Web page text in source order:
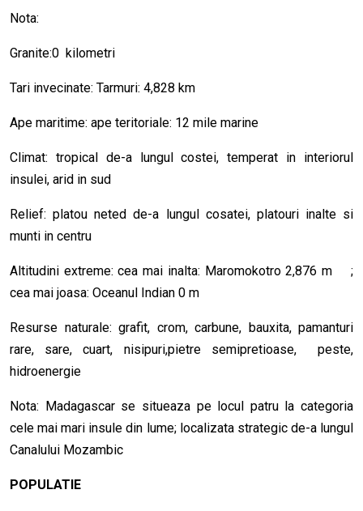
Nota:
Granite:0 kilometri
Tari invecinate: Tarmuri: 4,828 km
Ape maritime: ape teritoriale: 12 mile marine
Climat: tropical de-a lungul costei, temperat in interiorul
insulei, arid in sud
Relief: platou neted de-a lungul cosatei, platouri inalte si
munti in centru
Altitudini extreme: cea mai inalta: Maromokotro 2,876 m ;
cea mai joasa: Oceanul Indian 0 m
Resurse naturale: grafit, crom, carbune, bauxita, pamanturi
rare, sare, cuart, nisipuri,pietre semipretioase, peste,
hidroenergie
Nota: Madagascar se situeaza pe locul patru la categoria
cele mai mari insule din lume; localizata strategic de-a lungul
Canalului Mozambic
POPULATIE